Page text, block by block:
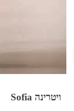
ויטרינה Sofia